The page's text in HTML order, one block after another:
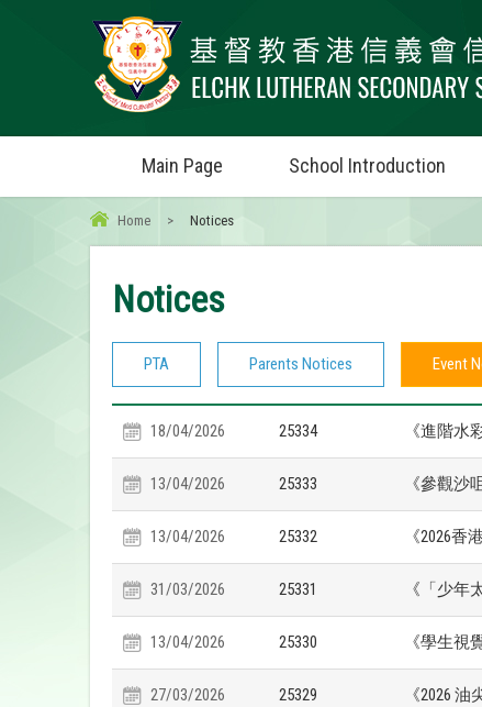
Main Page School Introduction
Home > Notices
Notices
PTA Parents Notices Event
18/04/2026 25334 《進階水
13/04/2026 25333 《參觀沙
13/04/2026 25332 《2026香
31/03/2026 25331 《「少年
13/04/2026 25330 《學生視
27/03/2026 25329 《2026